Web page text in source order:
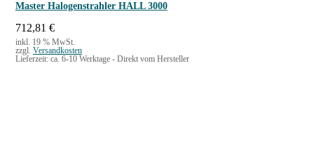
Master Halogenstrahler HALL 3000
712,81 €
inkl. 19 % MwSt.
zzgl. Versandkosten
Lieferzeit: ca. 6-10 Werktage - Direkt vom Hersteller